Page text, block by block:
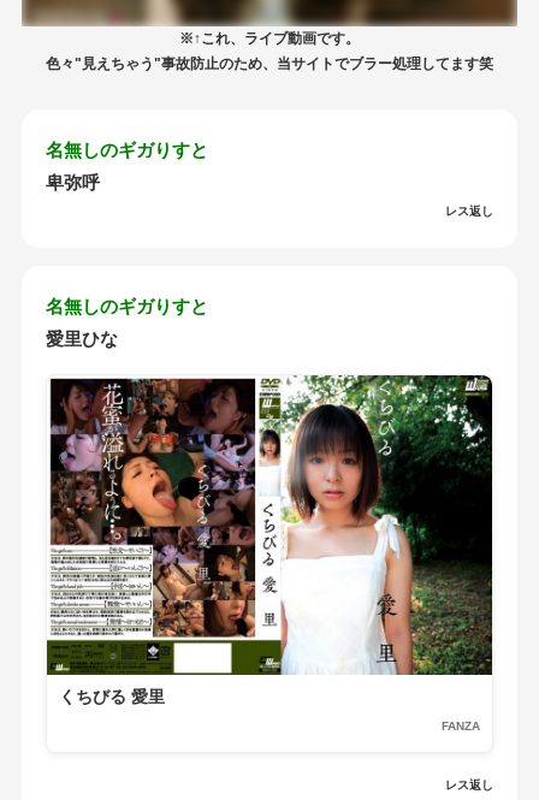
※↑これ、ライブ動画です。
色々"見えちゃう"事故防止のため、当サイトでブラー処理してます笑
名無しのギガりすと
卑弥呼
レス返し
名無しのギガりすと
愛里ひな
くちびる 愛里
FANZA
レス返し